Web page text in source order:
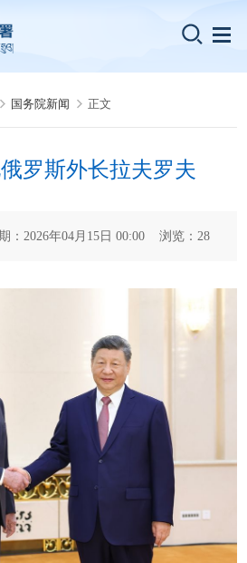
国务院新闻 正文
罗斯外长拉夫罗夫
2026年04月15日 00:00 浏览： 28